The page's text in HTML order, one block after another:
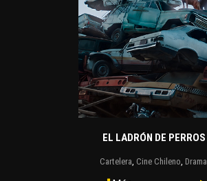
EL LADRÓN DE PERROS
Cartelera Cine Chileno Drama